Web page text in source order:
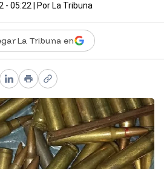
- 05:22 | Por La Tribuna
La Tribuna en
LinkedIn
PrintCopy link